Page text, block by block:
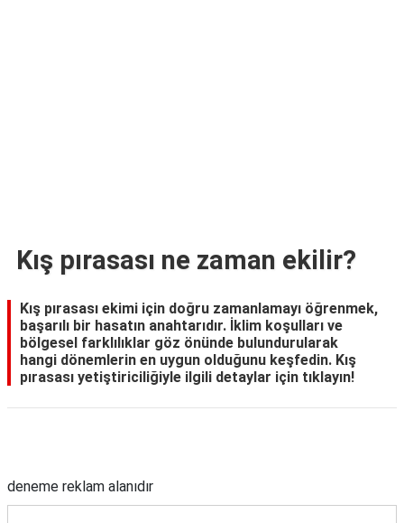
Kış pırasası ne zaman ekilir?
Kış pırasası ekimi için doğru zamanlamayı öğrenmek,
başarılı bir hasatın anahtarıdır. İklim koşulları ve
bölgesel farklılıklar göz önünde bulundurularak
hangi dönemlerin en uygun olduğunu keşfedin. Kış
pırasası yetiştiriciliğiyle ilgili detaylar için tıklayın!
deneme reklam alanıdır